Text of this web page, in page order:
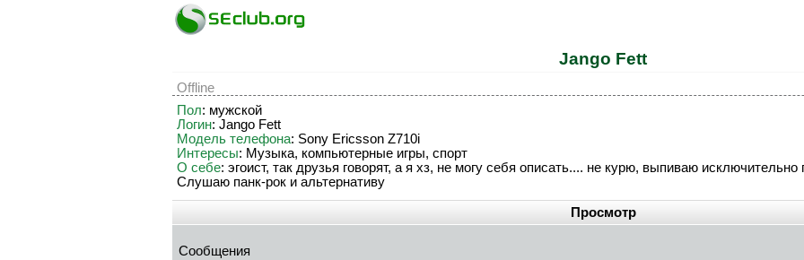
Jango Fett
Offline
Пол: мужской
Логин: Jango Fett
Модель телефона: Sony Ericsson Z710i
Интересы: Музыка, компьютерные игры, спорт
О себе: эгоист, так друзья говорят, а я хз, не могу себя описать.... не курю, выпиваю
Слушаю панк-рок и альтернативу
Просмотр
Сообщения